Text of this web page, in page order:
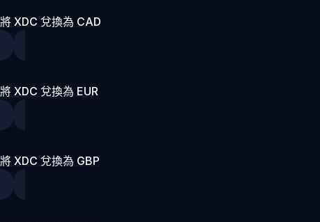
將 XDC 兌換為 CAD
將 XDC 兌換為 EUR
將 XDC 兌換為 GBP